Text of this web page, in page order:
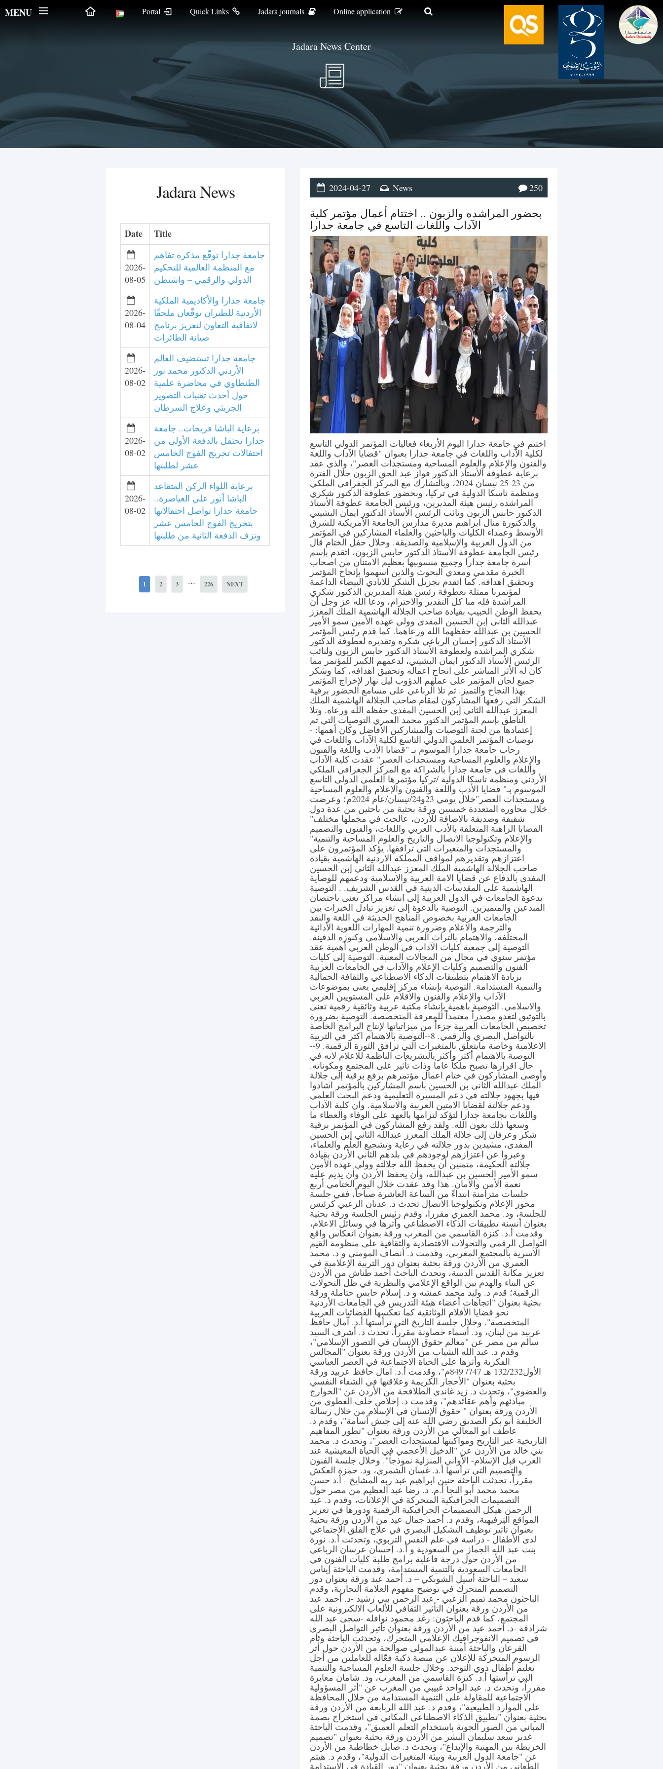
Portal Quick Links Jadara journals Online application
MENU
Jadara News Center
Jadara News
Date Title
2026-
08-05
جامعة جدارا توقّع مذكرة تفاهم
مع المنظمة العالمية للتحكيم
الدولي والرقمي – واشنطن
2026-
08-04
جامعة جدارا والأكاديمية الملكية
الأردنية للطيران توقّعان ملحقًا
لاتفاقية التعاون لتعزيز برنامج
صيانة الطائرات
2026-
08-02
جامعة جدارا تستضيف العالم
الأردني الدكتور محمد نور
الطنطاوي في محاضرة علمية
حول أحدث تقنيات التصوير
الجزيئي وعلاج السرطان
2026-
08-02
برعاية الباشا فريحات.. جامعة
جدارا تحتفل بالدفعة الأولى من
احتفالات تخريج الفوج الخامس
عشر لطلبتها
2026-
08-02
برعاية اللواء الركن المتقاعد
الباشا أنور علي العياصرة..
جامعة جدارا تواصل احتفالاتها
بتخريج الفوج الخامس عشر
وتزف الدفعة الثانية من طلبتها
1 2 3 ... 226 NEXT
2024-04-27 News 250
بحضور المراشده والزبون .. اختتام أعمال مؤتمر كلية
الآداب واللغات التاسع في جامعة جدارا
اختتم في جامعة جدارا اليوم الأربعاء فعاليات المؤتمر الدولي التاسع
لكلية الآداب واللغات في جامعة جدارا بعنوان "قضايا الآداب واللغة
والفنون والإعلام والعلوم المساحية ومستجدات العصر"، والذي عقد
برعاية عطوفة الأستاذ الدكتور فواز عبد الحق الزبون خلال الفترة
من 23-25 نيسان 2024، وبالتشارك مع المركز الجفرافي الملكي
ومنظمة تاسكا الدولية في تركيا، وبحضور عطوفة الدكتور شكري
المراشده رئيس هيئة المديرين، ورئيس الجامعة عطوفة الأستاذ
الدكتور حابس الزبون ونائب الرئيس الأستاذ الدكتور ايمان البشيتي
والدكتورة منال ابراهيم مديرة مدارس الجامعة الأمريكية للشرق
الأوسط وعمداء الكليات والباحثين والعلماء المشاركين في المؤتمر
من الدول العربية والإسلامية والصديقة. وخلال حفل الختام قال
رئيس الجامعة عطوفة الأستاذ الدكتور حابس الزبون، اتقدم بإسم
اسرة جامعة جدارا وجميع منسوبيها بعظيم الامتنان من اصحاب
الخبرة مقدمي ومعدي البحوث والذين اسهموا بإنجاح المؤتمر
وتحقيق اهدافه. كما اتقدم بجزيل الشكر للايادي البيضاء الداعمة
لمؤتمرنا ممثلة بعطوفة رئيس هيئة المديرين الدكتور شكري
المراشدة فله منا كل التقدير والاحترام، ودعا الله عز وجل أن
يحفظ الوطن الحبيب بقيادة صاحب الجلالة الهاشمية الملك المعزز
عبدالله الثاني إبن الحسين المفدى وولي عهده الأمين سمو الأمير
الحسين بن عبدالله حفظهما الله ورعاهما. كما قدم رئيس المؤتمر
الأستاذ الدكتور إحسان الرباعي شكره وتقديره لعطوفة الدكتور
شكري المراشده ولعطوفة الأستاذ الدكتور حابس الزبون ولنائب
الرئيس الأستاذ الدكتور ايمان البشيتي، لدعمهم الكبير للمؤتمر مما
كان له الأثر المباشر على انجاح اعماله وتحقيق اهدافه، كما وشكر
جميع لجان المؤتمر على عملهم الدؤوب ليل نهار لإخراج المؤتمر
بهذا النجاح والتميز. ثم تلا الرباعي على مسامع الحضور برقية
الشكر التي رفعها المشاركون لمقام صاحب الجلالة الهاشمية الملك
المعزز عبدالله الثاني إبن الحسين المفدى حفظه الله ورعاه. وتلا
الناطق بإسم المؤتمر الدكتور محمد العمري التوصيات التي تم
إعتمادها من لجنة التوصيات والمشاركين الأفاضل وكان أهمها: -
توصيات المؤتمر العلمي الدولي التاسع لكلية الآداب واللغات في
رحاب جامعة جدارا الموسوم بـ "قضايا الأدب واللغة والفنون
والإعلام والعلوم المساحية ومستجدات العصر" عقدت كلية الآداب
واللغات في جامعة جدارا بالشراكة مع المركز الجغرافي الملكي
الأردني ومنظمة تاسكا الدولية /تركيا مؤتمرها العلمي الدولي التاسع
الموسوم بـ" قضايا الأدب واللغة والفنون والإعلام والعلوم المساحية
ومستجدات العصر"خلال يومي 23و24/نيسان/عام 2024م؛ وعرضت
خلال محاوره المتعددة خمسين ورقة بحثية من باحثين من عدة دول
شقيقة وصديقة بالاضافة للأردن، عالجت في مجملها مختلف"
القضايا الراهنة المتعلقة بالأدب العربي واللغات، والفنون والتصميم
والإعلام وتكنولوجيا الاتصال والتاريخ والعلوم المساحية والتنمية"
والمستجدات والمتغيرات التي ترافقها. يؤكد المؤتمرون على
اعتزازهم وتقديرهم لمواقف المملكة الاردنية الهاشمية بقيادة
صاحب الجلالة الهاشمية الملك المعزز عبدالله الثاني إبن الحسين
المفدى بالدفاع عن قضايا الامة العربية والاسلامية ودعمهم للوصاية
الهاشمية على المقدسات الدينية في القدس الشريف. . التوصية
بدعوة الجامعات في الدول العربية إلى انشاء مراكز تعنى باحتضان
المبدعين والمتميزبن. التوصية بالدعوة إلى تعزيز تبادل الخبرات بين
الجامعات العربية بخصوص المناهج الحديثة في اللغة والنقد
والترجمة والاعلام وضرورة تنمية المهارات اللغوية الأدائية
المختلفة، والاهتمام بالتراث العربي والاسلامي وكنوزه الدفينة.
التوصية إلى جمعية كليات الآداب في الوطن العربي أهمية عقد
مؤتمر سنوي في مجال من المجالات المعنبة. التوصية إلى كليات
الفنون والتصميم وكليات الإعلام والآداب في الجامعات العربية
بزيادة الاهتمام بتطبيقات الذكاء الاصطناعي والثقافة الجمالية
والتنمية المستدامة. التوصية بإنشاء مركز إقليمي يعنى بموضوعات
الآداب والإعلام والفنون والاقلام على المستويين العربي
والاسلامي. التوصية باهمية بإنشاء مكتبة عربية وثائقية رقمية تعنى
بالتوثيق لتغدو مصدراً معتمداً للمعرفة المتخصصة. التوصية بضرورة
تخصيص الجامعات العربية جزءاً من ميزاتياتها لإنتاج البرامج الخاصة
بالتواصل البصري والرقمي. 8--التوصية بالاهتمام اكثر في التربية
الاعلامية وخاصة مايتعلق بالمتغيرات التي ترافق الثورة الرقمية. 9--
التوصية بالاهتمام أكثر وأكثر بالتشريعات الناظمة للاعلام لانه في
حال اقرارها تصبح ملكاً عاماً وذات تأثير على المجتمع ومكوناته.
وأوصى المشاركون في ختام اعمال مؤتمرهم برفع برقية إلى جلالة
الملك عبدالله الثاني بن الحسين باسم المشاركين بالمؤتمر اشادوا
فيها بجهود جلالته في دعم المسيرة التعليمية ودعم البحث العلمي
ودعم جلالتة لقضايا الامتين العربية والاسلامية. وان كلية الآداب
واللغات بجامعة جدارا لتؤكد لتزامها بالعهد على الوفاء والعطاء ما
وسعها ذلك بعون الله. ولقد رفع المشاركون في المؤتمر برقية
شكر وعرفان إلى جلالة الملك المعزز عبدالله الثاني إبن الحسين
المفدى، مشيدين بدور جلالته في رعاية وتشجيع العلم والعلماء،
وعبروا عن اعتزازهم لوجودهم في بلدهم الثاني الأردن بقيادة
جلالته الحكيمة، متمنين أن يحفظ الله جلالته وولي عهده الأمين
سمو الأمير الحسين بن عبدالله، وأن يحفظ الأردن وأن يديم عليه
نعمة الأمن والآمان. هذا وقد عقدت خلال اليوم الختامي أربع
جلسات متزامنة ابتداءً من الساعة العاشرة صباحاً، ففي جلسة
محور الإعلام وتكنولوجيا الاتصال تحدث د. عدنان الزعبي كرئيس
للجلسة، ود. محمد العمري مقرراً، وقدم رئيس الجلسة ورقة بحثية
بعنوان أنسنة تطبيقات الذكاء الاصطناعي وأثرها في وسائل الاعلام،
وقدمت أ.د. كنزة القاسمي من المغرب ورقة بعنوان انعكاس واقع
التواصل الرقمي والتحولات الاقتصادية والثقافية على منظومة القيم
الأسرية بالمجتمع المغربي، وقدمت د. أنصاف المومني و د. محمد
العمري من الأردن ورقة بحثية بعنوان دور التربية الإعلامية في
تعزيز مكانة القدس الدينية، وتحدث الباحث أحمد طناش من الأردن
عن البناء والهدم بين الواقع الإعلامي والنظرية في ظل التحولات
الرقمية؛ قدم د. وليد محمد عمشه و د. إسلام حابس حتاملة ورقة
بحثية بعنوان "اتجاهات أعضاء هيئة التدريس في الجامعات الأردنية
نحو قضايا الأفلام الوثائقية كما تعكسها الفضائيات العربية
المتخصصة". وخلال جلسة التاريخ التي ترأستها أ.د. آمال حافظ
عربيد من لبنان، ود. أسماء خصاونة مقرراً، تحدث د. أشرف السيد
سالم من مصر عن "معالم حقوق الإنسان في التصور الإسلامي"،
وقدم د. عبد الله الشياب من الأردن ورقة بعنوان "المجالس
الفكرية وأثرها على الحياة الاجتماعية في العصر العباسي
الأول132/232 هـ 747/ 849م"، وقدمت أ.د. آمال حافظ عربيد ورقة
بحثية بعنوان "الأحجار الكريمة وعلاقتها في الشفاء النفسي
والعضوي"، وتحدث د. زيد غاندي الطلافحة من الأردن عن "الخوارج
مبادئهم وأهم عقائدهم"، وقدمت د. إخلاص خلف العطوي من
الأردن ورقة بعنوان " حقوق الإنسان في الإسلام من خلال رسالة
الخليفة أبو بكر الصديق رضي الله عنه إلى جيش أسامة"، وقدم د.
عاطف ابو المعالي من الأردن ورقة بعنوان "تطور المفاهيم
التاريخية عبر التاريخ ومواكبتها لمستجدات العصر"، وتحدث د. محمد
بني خالد من الأردن عن "الدخيل الأعجمي في الحياة المعيشية عند
العرب قبل الإسلام- الأواني المنزلية نموذجاً". وخلال جلسة الفنون
والتصميم التي ترأسها أ.د. غسان الشمري، ود. حمزة العكش
مقرراً، تحدثت الباحثة حنين ابراهيم عبد ربه المشايخ - أ.د حسن
محمد محمد أبو النجا أ.م. د. رضا عبد العظيم من مصر حول
التصميمات الجرافيكية المتحركة في الإعلانات، وقدم د. عبد
الرحمن هيكل التصميمات الجرافيكية الرقمية ودورها في تعزيز
المواقع الترفيهية، وقدم د. أحمد جمال عيد من الأردن ورقة بحثية
بعنوان تأثير توظيف التشكيل البصري في علاج القلق الاجتماعي
لدى الأطفال - دراسة في علم النفس التربوي، وتحدثت أ.د. نورة
بنت عبد الله الجماز من السعودية و أ.د. إحسان عرسان الرباعي
من الأردن حول درجة فاعلية برامج طلبة كليات الفنون في
الجامعات السعودية بالتنمية المستدامة، وقدمت الباحثة إيناس
سعيد – الباحثة أسيل الشوبكي – د. أحمد عيد ورقة بعنوان دور
التصميم المتحرك في توضيح مفهوم العلامة التجارية، وقدم
الباحثون محمد تميم الزعبي - عبد الرحمن بني رشيد -د. أحمد عيد
من الأردن ورقة بعنوان التأثير الثقافي للألعاب الالكترونية على
المجتمع، كما قدم الباحثون: رغد محمود نوافله -سجى عبد الله
شرادقة -د. أحمد عيد من الأردن ورقة بعنوان تأثير التواصل البصري
في تصميم الانفوجرافيك الإعلامي المتحرك، وتحدثت الباحثة وئام
القرعان والباحثة أمينة عبدالمولى صوالحة من الأردن حول أثر
الرسوم المتحركة للإعلان عن منصة ذكية فعّاله للعاملين من أجل
تعليم أطفال ذوي التوحد. وخلال جلسة العلوم المساحية والتنمية
التي ترأستها أ.د. كنزة القاسمي من المغرب، ود. شامان معابرة
مقرراً، وتحدث د. عبد الواحد غبيبي من المغرب عن "أثر المسؤولية
الاجتماعية للمقاولة على التنمية المستدامة من خلال المحافظة
على الموارد الطبيعية"، وقدم د. عبد الله الربابعة من الأردن ورقة
بحثية بعنوان "تطبيق الذكاء الاصطناعي المكاني في استخراج بصمة
المباني من الصور الجوية باستخدام التعلم العميق"، وقدمت الباحثة
غدير سعد سليمان البشر من الأردن ورقة بحثية بعنوان "تصميم
الخريطة بين المهنية والإبداع"، وتحدث د. صايل خطاطبة من الأردن
عن "جامعة الدول العربية وبيئة المتغيرات الدولية"، وقدم د. هيثم
الطعاني من الأردن ورقة بحثية بعنوان "دور القيادة في الاستدامة